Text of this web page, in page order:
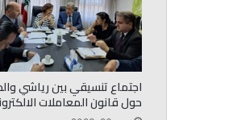
اجتماع تنسيقي بين رياشي
حول قانون المعاملات